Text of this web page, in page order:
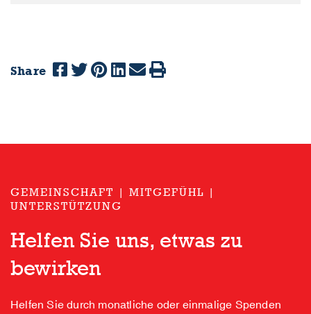
Share
GEMEINSCHAFT | MITGEFÜHL |
UNTERSTÜTZUNG
Helfen Sie uns, etwas zu
bewirken
Helfen Sie durch monatliche oder einmalige Spenden